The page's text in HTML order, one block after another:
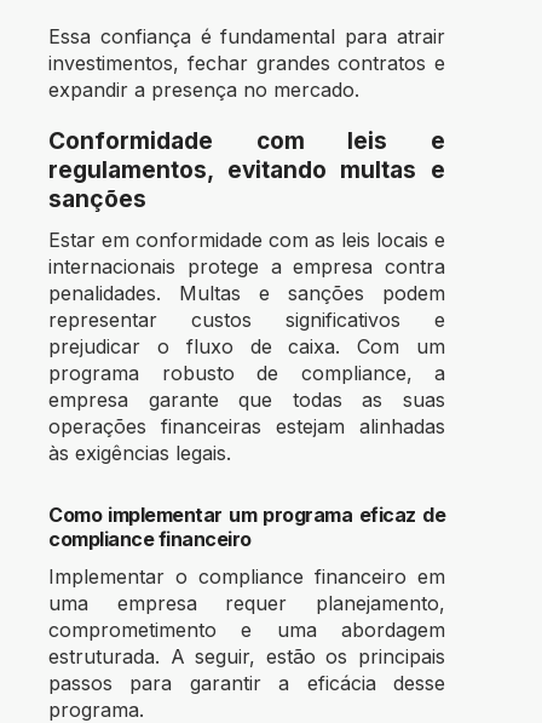
Essa confiança é fundamental para atrair
investimentos, fechar grandes contratos e
expandir a presença no mercado.
Conformidade com leis e
regulamentos, evitando multas e
sanções
Estar em conformidade com as leis locais e
internacionais protege a empresa contra
penalidades. Multas e sanções podem
representar custos significativos e
prejudicar o fluxo de caixa. Com um
programa robusto de compliance, a
empresa garante que todas as suas
operações financeiras estejam alinhadas
às exigências legais.
Como implementar um programa eficaz de
compliance financeiro
Implementar o compliance financeiro em
uma empresa requer planejamento,
comprometimento e uma abordagem
estruturada. A seguir, estão os principais
passos para garantir a eficácia desse
programa.